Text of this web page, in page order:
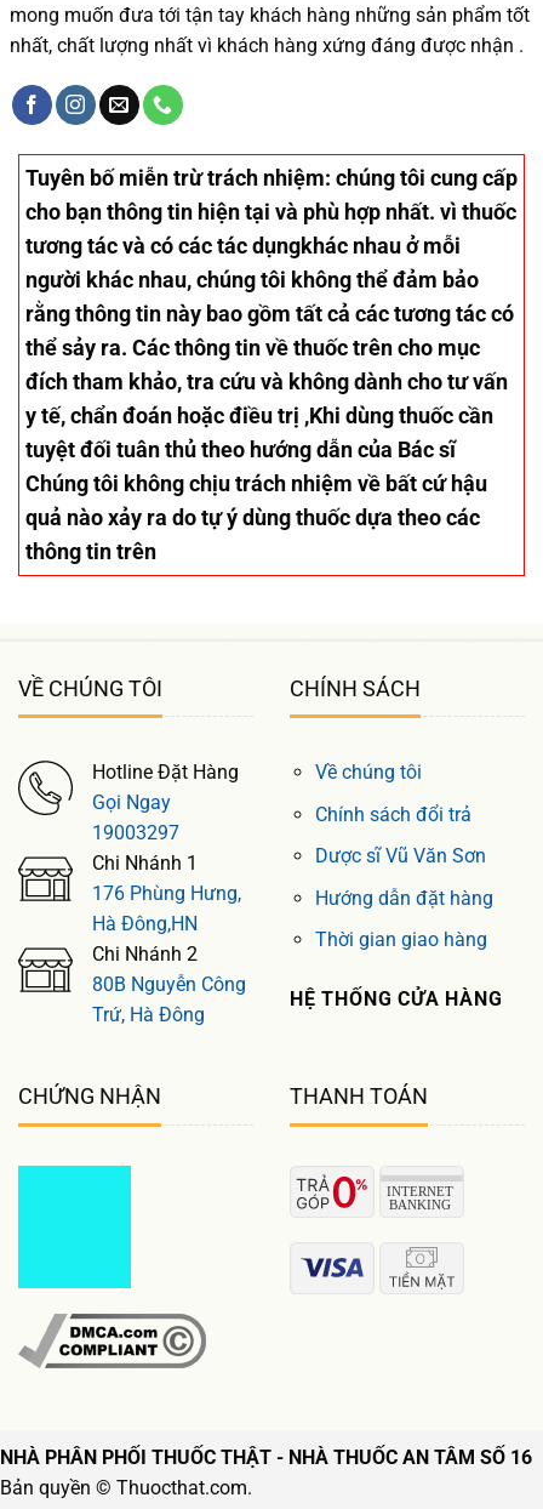
mong muốn đưa tới tận tay khách hàng những sản phẩm tốt
nhất, chất lượng nhất vì khách hàng xứng đáng được nhận .
Tuyên bố miễn trừ trách nhiệm: chúng tôi cung cấp
cho bạn thông tin hiện tại và phù hợp nhất. vì thuốc
tương tác và có các tác dụngkhác nhau ở mỗi
người khác nhau, chúng tôi không thể đảm bảo
rằng thông tin này bao gồm tất cả các tương tác có
thể sảy ra. Các thông tin về thuốc trên cho mục
đích tham khảo, tra cứu và không dành cho tư vấn
y tế, chẩn đoán hoặc điều trị ,Khi dùng thuốc cần
tuyệt đối tuân thủ theo hướng dẫn của Bác sĩ
Chúng tôi không chịu trách nhiệm về bất cứ hậu
quả nào xảy ra do tự ý dùng thuốc dựa theo các
thông tin trên
VỀ CHÚNG TÔI
Hotline Đặt Hàng
Gọi Ngay
19003297
Chi Nhánh 1
176 Phùng Hưng,
Hà Đông,HN
Chi Nhánh 2
80B Nguyễn Công
Trứ, Hà Đông
CHÍNH SÁCH
Về chúng tôi
Chính sách đổi trả
Dược sĩ Vũ Văn Sơn
Hướng dẫn đặt hàng
Thời gian giao hàng
HỆ THỐNG CỬA HÀNG
CHỨNG NHẬN THANH TOÁN
NHÀ PHÂN PHỐI THUỐC THẬT - NHÀ THUỐC AN TÂM SỐ 16
Bản quyền © Thuocthat.com.